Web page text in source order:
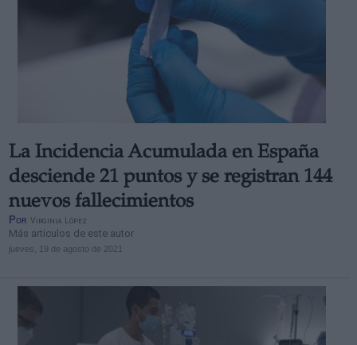
La Incidencia Acumulada en España
desciende 21 puntos y se registran 144
nuevos fallecimientos
Por Virginia López
Más artículos de este autor
jueves, 19 de agosto de 2021